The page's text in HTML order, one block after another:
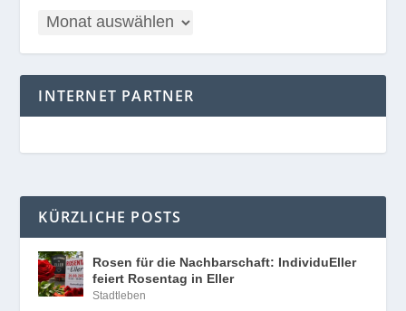
INTERNET PARTNER
KÜRZLICHE POSTS
Rosen für die Nachbarschaft: IndividuEller
feiert Rosentag in Eller
Stadtleben